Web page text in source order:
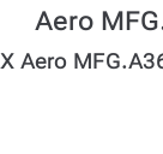
Aero